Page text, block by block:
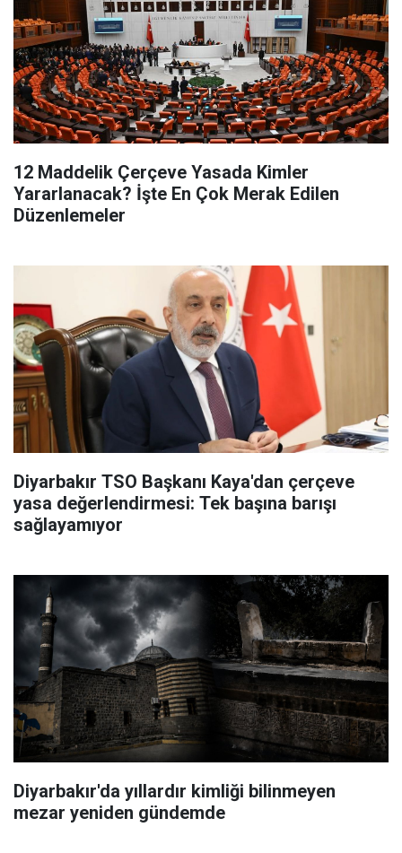
12 Maddelik Çerçeve Yasada Kimler
Yararlanacak? İşte En Çok Merak Edilen
Düzenlemeler
Diyarbakır TSO Başkanı Kaya'dan çerçeve
yasa değerlendirmesi: Tek başına barışı
sağlayamıyor
Diyarbakır'da yıllardır kimliği bilinmeyen
mezar yeniden gündemde